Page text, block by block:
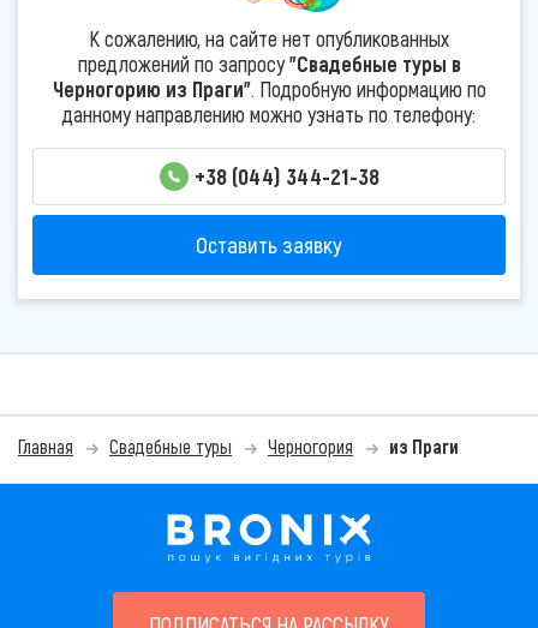
К сожалению, на сайте нет опубликованных
предложений по запросу"Свадебные туры в
Черногорию из Праги". Подробную информацию по
данному направлению можно узнать по телефону:
+38 (044) 344-21-38
Оставить заявку
Главная Свадебные туры Черногория из Праги